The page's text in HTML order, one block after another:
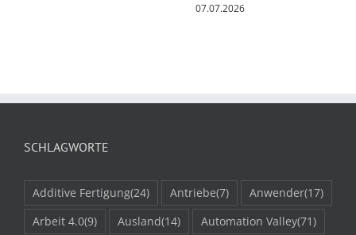
07.07.2026
SCHLAGWORTE
Additive Fertigung(24) Antriebe(7) Anwender(17)
Arbeit 4.0(9) Ausland(14) Automation Valley(71)